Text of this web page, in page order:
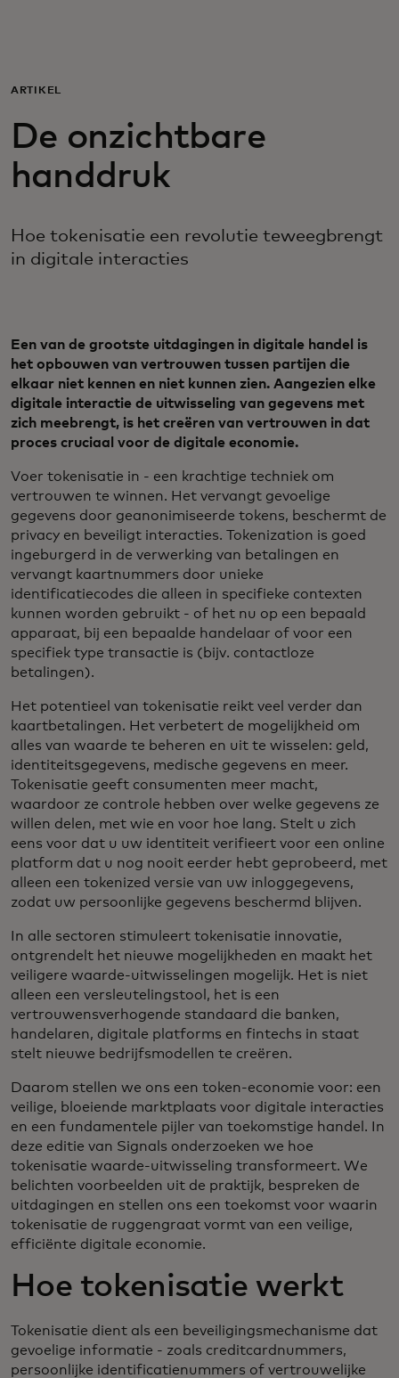
Zakelijk
Voor de wereld
Nieuws en trends
ARTIKEL
De onzichtbare
handdruk
Hoe tokenisatie een revolutie teweegbrengt
in digitale interacties
Een van de grootste uitdagingen in digitale handel is
het opbouwen van vertrouwen tussen partijen die
elkaar niet kennen en niet kunnen zien. Aangezien elke
digitale interactie de uitwisseling van gegevens met
zich meebrengt, is het creëren van vertrouwen in dat
proces cruciaal voor de digitale economie.
Voer tokenisatie in - een krachtige techniek om
vertrouwen te winnen. Het vervangt gevoelige
gegevens door geanonimiseerde tokens, beschermt de
privacy en beveiligt interacties. Tokenization is goed
ingeburgerd in de verwerking van betalingen en
vervangt kaartnummers door unieke
identificatiecodes die alleen in specifieke contexten
kunnen worden gebruikt - of het nu op een bepaald
apparaat, bij een bepaalde handelaar of voor een
specifiek type transactie is (bijv. contactloze
betalingen).
Het potentieel van tokenisatie reikt veel verder dan
kaartbetalingen. Het verbetert de mogelijkheid om
alles van waarde te beheren en uit te wisselen: geld,
identiteitsgegevens, medische gegevens en meer.
Tokenisatie geeft consumenten meer macht,
waardoor ze controle hebben over welke gegevens ze
willen delen, met wie en voor hoe lang. Stelt u zich
eens voor dat u uw identiteit verifieert voor een online
platform dat u nog nooit eerder hebt geprobeerd, met
alleen een tokenized versie van uw inloggegevens,
zodat uw persoonlijke gegevens beschermd blijven.
In alle sectoren stimuleert tokenisatie innovatie,
ontgrendelt het nieuwe mogelijkheden en maakt het
veiligere waarde-uitwisselingen mogelijk. Het is niet
alleen een versleutelingstool, het is een
vertrouwensverhogende standaard die banken,
handelaren, digitale platforms en fintechs in staat
stelt nieuwe bedrijfsmodellen te creëren.
Daarom stellen we ons een token-economie voor: een
veilige, bloeiende marktplaats voor digitale interacties
en een fundamentele pijler van toekomstige handel. In
deze editie van Signals onderzoeken we hoe
tokenisatie waarde-uitwisseling transformeert. We
belichten voorbeelden uit de praktijk, bespreken de
uitdagingen en stellen ons een toekomst voor waarin
tokenisatie de ruggengraat vormt van een veilige,
efficiënte digitale economie.
Hoe tokenisatie werkt
Tokenisatie dient als een beveiligingsmechanisme dat
gevoelige informatie - zoals creditcardnummers,
persoonlijke identificatienummers of vertrouwelijke